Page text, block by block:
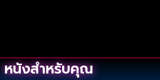
หนังสำหรับคุณ